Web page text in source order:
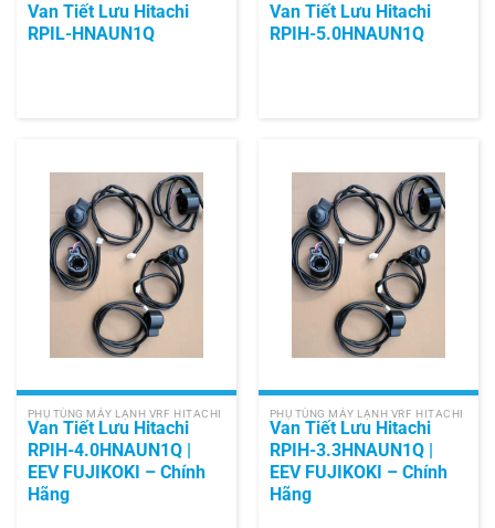
Van Tiết Lưu Hitachi
RPIL-HNAUN1Q
Van Tiết Lưu Hitachi
RPIH-5.0HNAUN1Q
PHỤ TÙNG MÁY LẠNH VRF HITACHI
Van Tiết Lưu Hitachi
RPIH-4.0HNAUN1Q |
EEV FUJIKOKI – Chính
Hãng
PHỤ TÙNG MÁY LẠNH VRF HITACHI
Van Tiết Lưu Hitachi
RPIH-3.3HNAUN1Q |
EEV FUJIKOKI – Chính
Hãng